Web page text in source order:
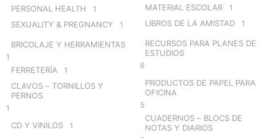
PERSONAL HEALTH 1
SEXUALITY & PREGNANCY 1
BRICOLAJE Y HERRAMIENTAS
1
FERRETERÍA 1
CLAVOS – TORNILLOS Y
PERNOS
1
CD Y VINILOS 1
MATERIAL ESCOLAR 1
LIBROS DE LA AMISTAD 1
RECURSOS PARA PLANES DE
ESTUDIOS
6
PRODUCTOS DE PAPEL PARA
OFICINA
5
CUADERNOS – BLOCS DE
NOTAS Y DIARIOS